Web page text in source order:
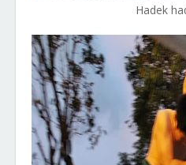
Hadek